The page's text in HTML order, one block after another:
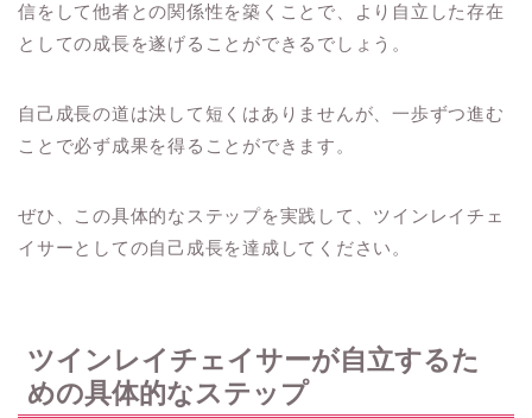
信をして他者との関係性を築くことで、より自立した存在
としての成長を遂げることができるでしょう。
自己成長の道は決して短くはありませんが、一歩ずつ進む
ことで必ず成果を得ることができます。
ぜひ、この具体的なステップを実践して、ツインレイチェ
イサーとしての自己成長を達成してください。
ツインレイチェイサーが自立するた
めの具体的なステップ